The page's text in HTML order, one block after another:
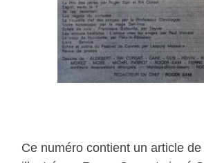
Ce numéro contient un article